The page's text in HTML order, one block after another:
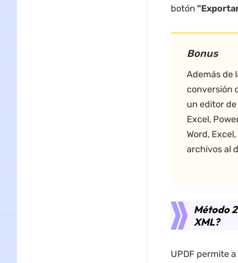
botón
Bonus
Además de
conversión
un editor
Excel,
Word,
archivos al
Método
XML?
UPDF permite